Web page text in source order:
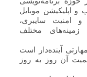
و اپلیکیشن موبایل
امنیت سایبری،
زمینه‌های مختلف
آینده‌دار است
آن روز به روز